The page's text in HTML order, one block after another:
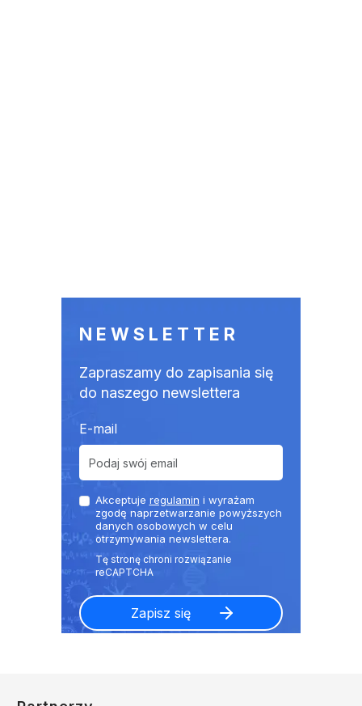
NEWSLETTER
Zapraszamy do zapisania się
do naszego newslettera
E-mail
Akceptuje regulamin i wyrażam
zgodę naprzetwarzanie powyższych
danych osobowych w celu
otrzymywania newslettera.